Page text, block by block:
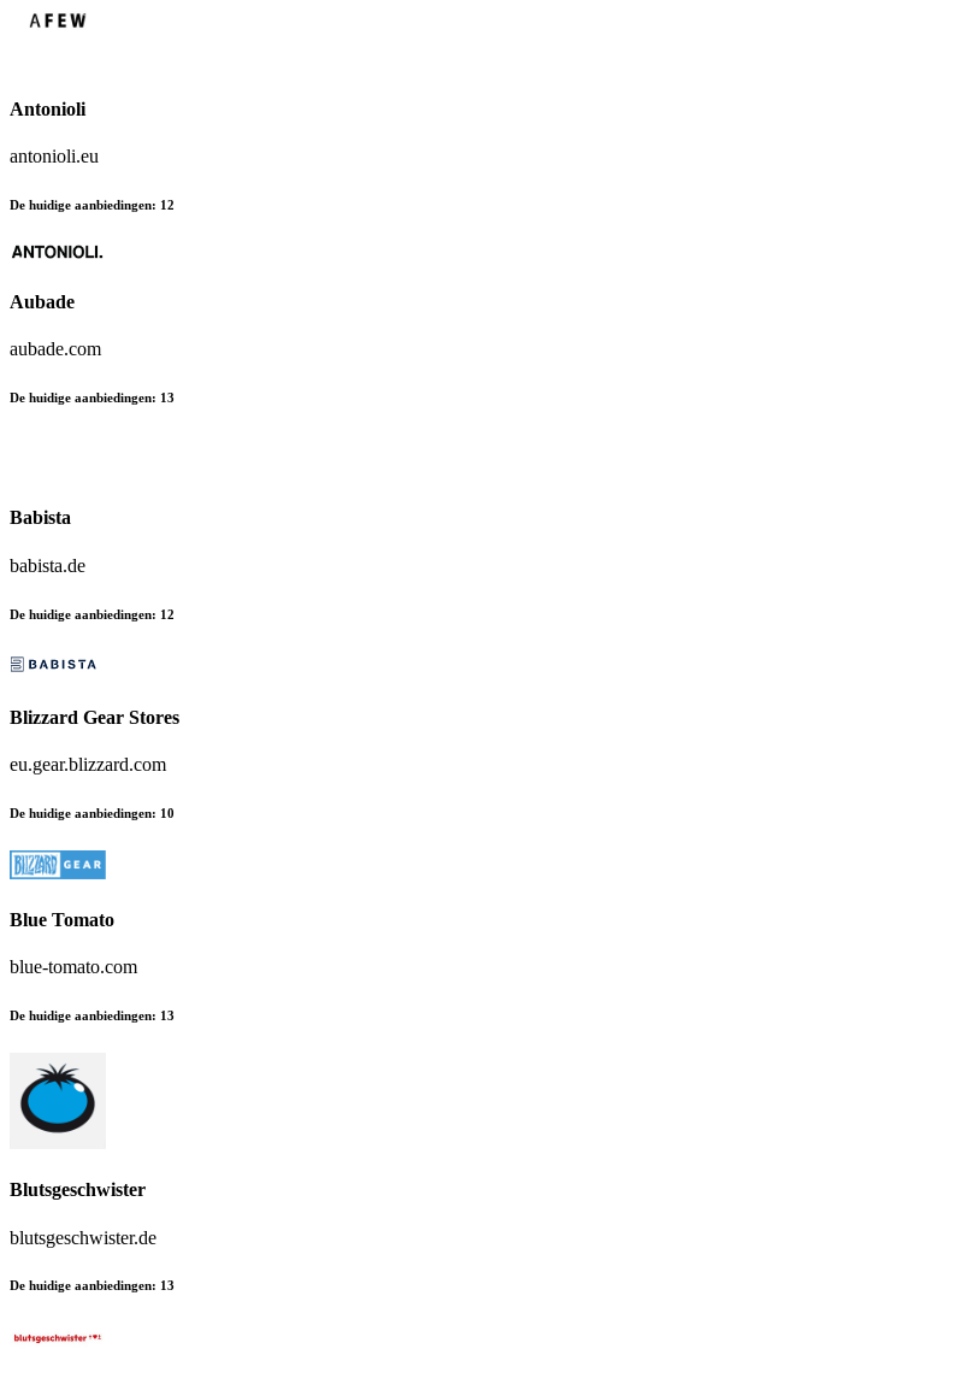
Antonioli
antonioli.eu
De huidige aanbiedingen: 12
Aubade
aubade.com
De huidige aanbiedingen: 13
Babista
babista.de
De huidige aanbiedingen: 12
Blizzard Gear Stores
eu.gear.blizzard.com
De huidige aanbiedingen: 10
Blue Tomato
blue-tomato.com
De huidige aanbiedingen: 13
Blutsgeschwister
blutsgeschwister.de
De huidige aanbiedingen: 13